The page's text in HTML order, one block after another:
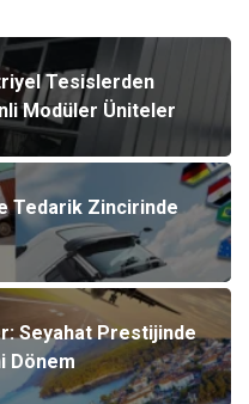
Tesislerden
Modüler Üniteler
Tedarik Zincirinde
Seyahat Prestijinde
Dönem